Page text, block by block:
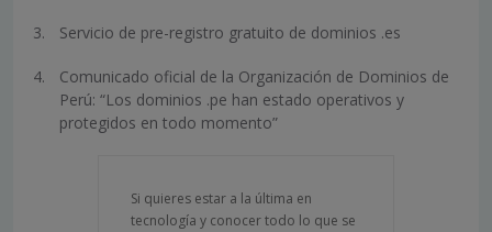
Servicio de pre-registro gratuito de dominios .es
Comunicado oficial de la Organización de Dominios de
Perú: “Los dominios .pe han estado operativos y
protegidos en todo momento”
Si quieres estar a la última en
tecnología y conocer todo lo que se